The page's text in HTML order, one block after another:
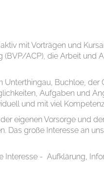
mit Vorträgen und
ACP), die Arbeit und
Buchloe, der
Aufgaben und
und mit viel
eigenen Vorsorge und
große Interesse an
- Aufklärung,